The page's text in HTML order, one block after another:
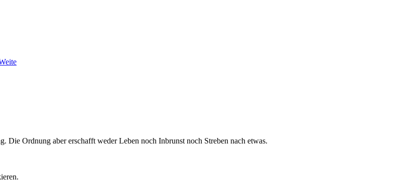
Die Ordnung aber erschafft weder Leben noch Inbrunst noch Streben nach etwas.